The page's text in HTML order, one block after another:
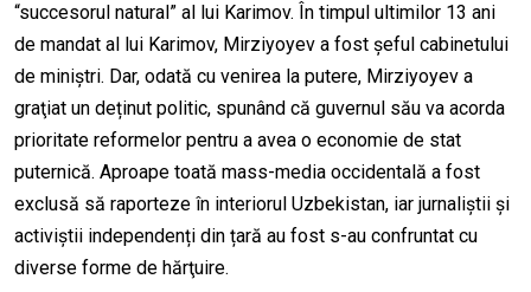
“succesorul natural” al lui Karimov. În timpul ultimilor 13 ani
de mandat al lui Karimov, Mirziyoyev a fost șeful cabinetului
de miniștri. Dar, odată cu venirea la putere, Mirziyoyev a
graţiat un deținut politic, spunând că guvernul său va acorda
prioritate reformelor pentru a avea o economie de stat
puternică. Aproape toată mass-media occidentală a fost
exclusă să raporteze în interiorul Uzbekistan, iar jurnaliștii și
activiștii independenți din țară au fost s-au confruntat cu
diverse forme de hărţuire.